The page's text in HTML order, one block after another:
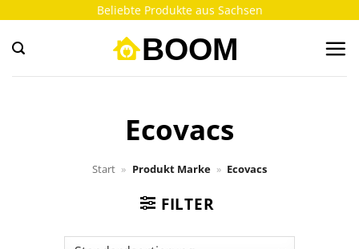
springen
Beliebte Produkte aus Sachsen
Ecovacs
Start » Produkt Marke » Ecovacs
FILTER